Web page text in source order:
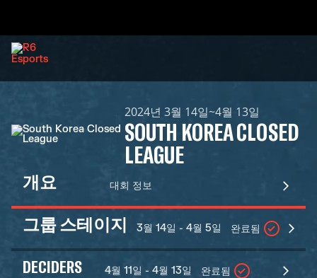
2024년 3월 14일~4월 13일
SOUTH KOREA CLOSED
LEAGUE
개요 대회 정보
그룹 스테이지 3월 14일 - 4월 5일 완료됨
DECIDERS 4월 11일 - 4월 13일 완료됨